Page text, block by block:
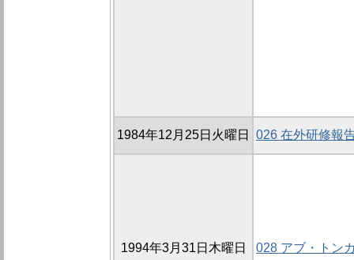
1984年12月25日火曜日 026 在外研修報
1994年3月31日木曜日 028 アブ・トン